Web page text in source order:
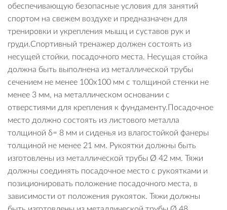
обеспечивающую безопасные условия для занятий
спортом на свежем воздухе и предназначен для
тренировки и укрепления мышц и суставов рук и
груди.Спортивный тренажер должен состоять из
несущей стойки, посадочного места. Несущая стойка
должна быть выполнена из металлической трубы
сечением не менее 100х100 мм с толщиной стенки не
менее 3 мм, на металлическом основании с
отверстиями для крепления к фундаменту.Посадочное
место должно состоять из листового металла
толщиной δ= 8 мм и сиденья из влагостойкой фанеры
толщиной не менее 21 мм. Рукоятки должны быть
изготовлены из металлической трубы Ø 42 мм. Тяжи
должны соединять посадочное место с рукоятками и
позиционировать положение посадочного места, в
зависимости от положения рукояток. Тяжи должны